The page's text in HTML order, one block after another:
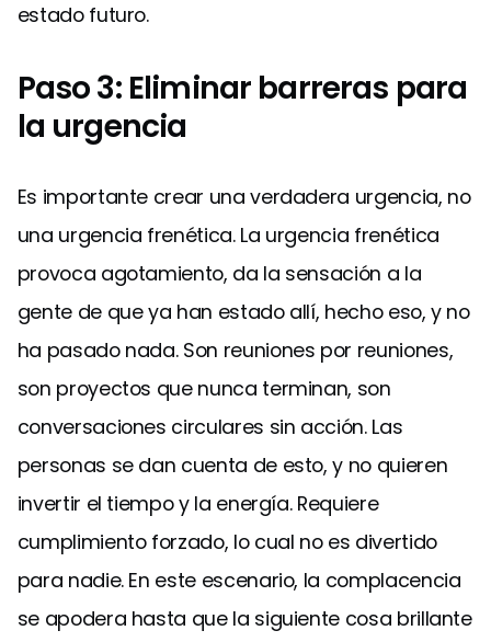
estado futuro.
Paso 3: Eliminar barreras para
la urgencia
Es importante crear una verdadera urgencia, no
una urgencia frenética. La urgencia frenética
provoca agotamiento, da la sensación a la
gente de que ya han estado allí, hecho eso, y no
ha pasado nada. Son reuniones por reuniones,
son proyectos que nunca terminan, son
conversaciones circulares sin acción. Las
personas se dan cuenta de esto, y no quieren
invertir el tiempo y la energía. Requiere
cumplimiento forzado, lo cual no es divertido
para nadie. En este escenario, la complacencia
se apodera hasta que la siguiente cosa brillante